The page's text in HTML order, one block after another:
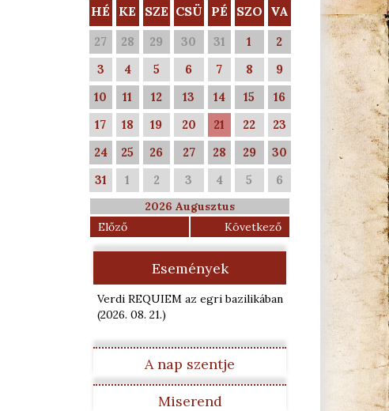
HÉ KE SZE CSÜ PÉ SZO VA
27 28 29 30 31 1
2
3
4 5 6 7 8
9
10
11 12 13 14 15
16
17
18 19 20 21 22
23
24
25 26 27 28 29
30
31
1 2 3 4 5 6
2026 Augusztus
Előző
Következő
Események
Verdi REQUIEM az egri bazilikában
(2026. 08. 21.)
A nap szentje
Miserend